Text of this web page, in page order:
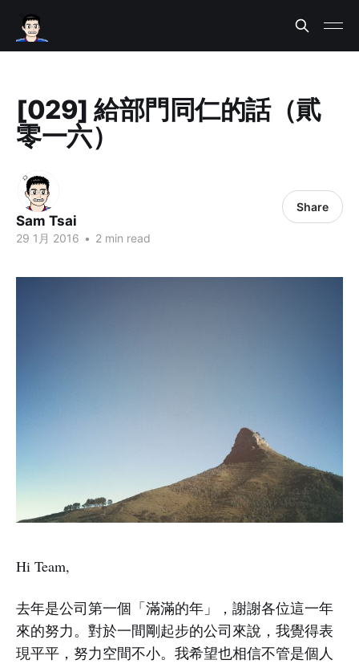
[029] 給部門同仁的話（貮
零一六）
Sam Tsai
29 1月 2016 • 2 min read
Share
Hi Team,
去年是公司第一個「滿滿的年」，謝謝各位這一年
來的努力。對於一間剛起步的公司來說，我覺得表
現平平，努力空間不小。我希望也相信不管是個人